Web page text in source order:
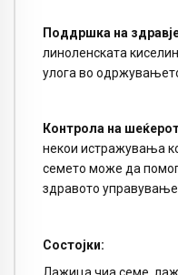
Поддршка на
линоленската
улога во
Контрола на
некои истражувања
семето може да
здравото управување
Состојки: